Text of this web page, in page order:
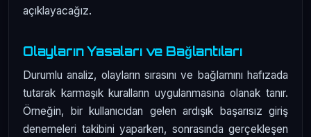
açıklayacağız.
Olayların Yasaları ve Bağlantıları
Durumlu analiz, olayların sırasını ve bağlamını hafızada
tutarak karmaşık kuralların uygulanmasına olanak tanır.
Örneğin, bir kullanıcıdan gelen ardışık başarısız giriş
denemeleri takibini yaparken, sonrasında gerçekleşen